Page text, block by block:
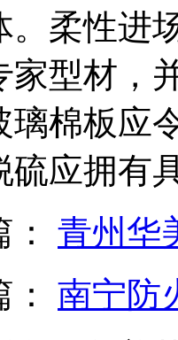
。柔性进
家型材，
璃棉板应
硫应拥有
： 青州华
南宁防